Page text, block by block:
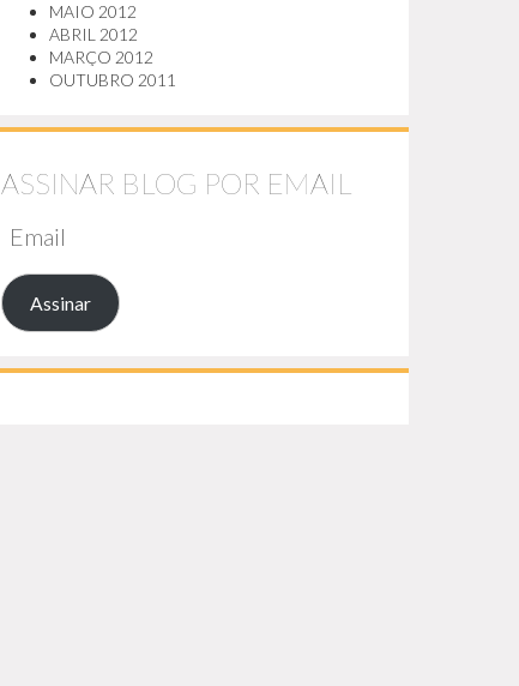
MAIO 2012
ABRIL 2012
MARÇO 2012
OUTUBRO 2011
ASSINAR BLOG POR EMAIL
Assinar